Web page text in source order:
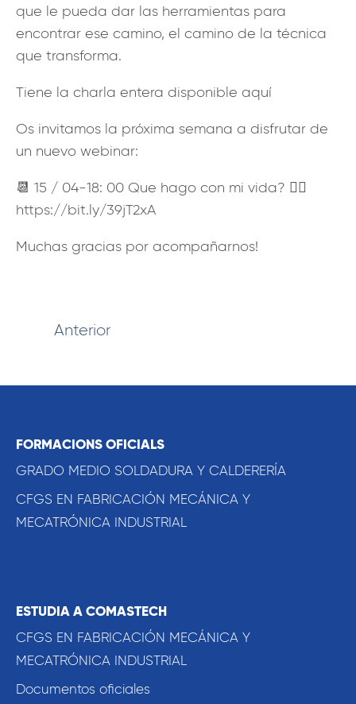
que le pueda dar las herramientas para
encontrar ese camino, el camino de la técnica
que transforma.
Tiene la charla entera disponible aquí
Os invitamos la próxima semana a disfrutar de
un nuevo webinar:
📆 15 / 04-18: 00 Que hago con mi vida? 👉🏼
https://bit.ly/39jT2xA
Muchas gracias por acompañarnos!
Anterior
FORMACIONS OFICIALS
GRADO MEDIO SOLDADURA Y CALDERERÍA
CFGS EN FABRICACIÓN MECÁNICA Y
MECATRÓNICA INDUSTRIAL
ESTUDIA A COMASTECH
CFGS EN FABRICACIÓN MECÁNICA Y
MECATRÓNICA INDUSTRIAL
Documentos oficiales